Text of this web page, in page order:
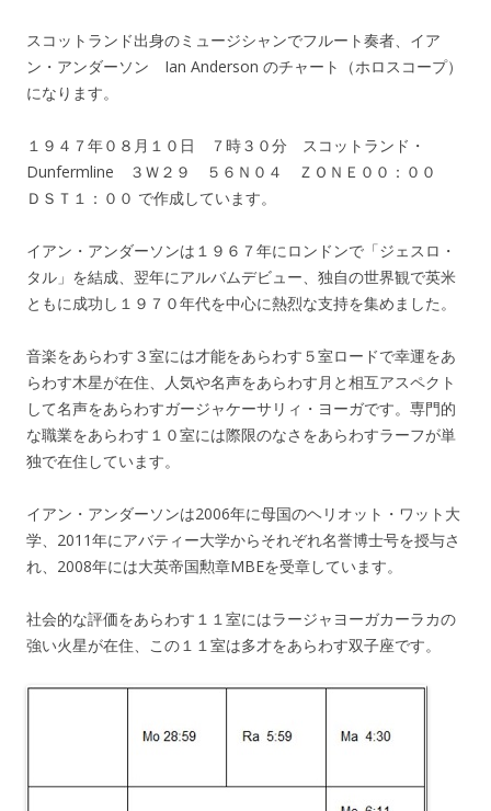
スコットランド出身のミュージシャンでフルート奏者、イア
ン・アンダーソン Ian Anderson のチャート（ホロスコープ）
になります。
１９４７年０８月１０日 ７時３０分 スコットランド・
Dunfermline ３Ｗ２９ ５６Ｎ０４ ＺＯＮＥ００：００
ＤＳＴ１：００ で作成しています。
イアン・アンダーソンは１９６７年にロンドンで「ジェスロ・
タル」を結成、翌年にアルバムデビュー、独自の世界観で英米
ともに成功し１９７０年代を中心に熱烈な支持を集めました。
音楽をあらわす３室には才能をあらわす５室ロードで幸運をあ
らわす木星が在住、人気や名声をあらわす月と相互アスペクト
して名声をあらわすガージャケーサリィ・ヨーガです。専門的
な職業をあらわす１０室には際限のなさをあらわすラーフが単
独で在住しています。
イアン・アンダーソンは2006年に母国のヘリオット・ワット大
学、2011年にアバティー大学からそれぞれ名誉博士号を授与さ
れ、2008年には大英帝国勲章MBEを受章しています。
社会的な評価をあらわす１１室にはラージャヨーガカーラカの
強い火星が在住、この１１室は多才をあらわす双子座です。